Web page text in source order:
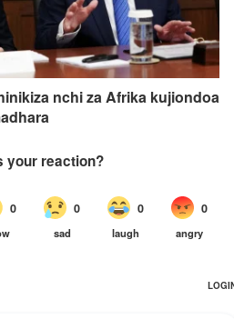
nchi za Afrika kujiondoa